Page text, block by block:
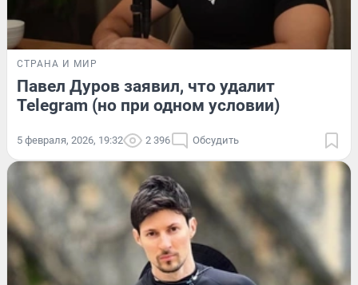
СТРАНА И МИР
Павел Дуров заявил, что удалит
Telegram (но при одном условии)
5 февраля, 2026, 19:32 2 396 Обсудить